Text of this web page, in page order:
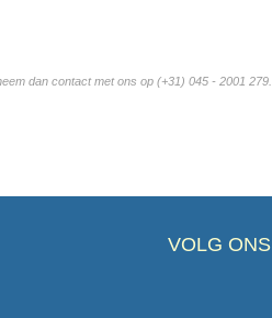
dan contact met ons op (+31) 045 - 2001 279.
VOLG ONS